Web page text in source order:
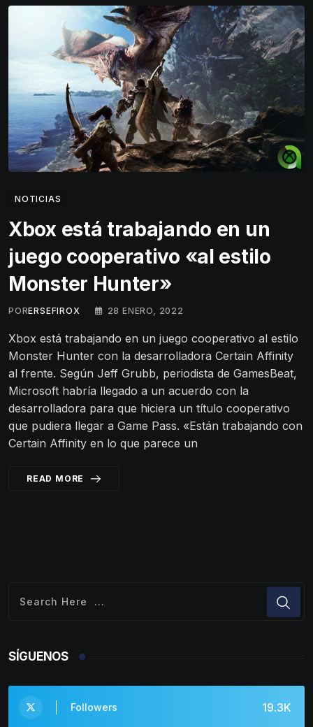
NOTICIAS
Xbox está trabajando en un
juego cooperativo «al estilo
Monster Hunter»
PORERSEFIROX 28 ENERO, 2022
Xbox está trabajando en un juego cooperativo al estilo
Monster Hunter con la desarrolladora Certain Affinity
al frente. Según Jeff Grubb, periodista de GamesBeat,
Microsoft habría llegado a un acuerdo con la
desarrolladora para que hiciera un título cooperativo
que pudiera llegar a Game Pass. «Están trabajando con
Certain Affinity en lo que parece un
READ MORE
SÍGUENOS
19.3K
Followers